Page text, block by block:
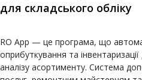
для складського обліку
RO App — це програма, що
оприбуткування та
аналізу асортименту. Система